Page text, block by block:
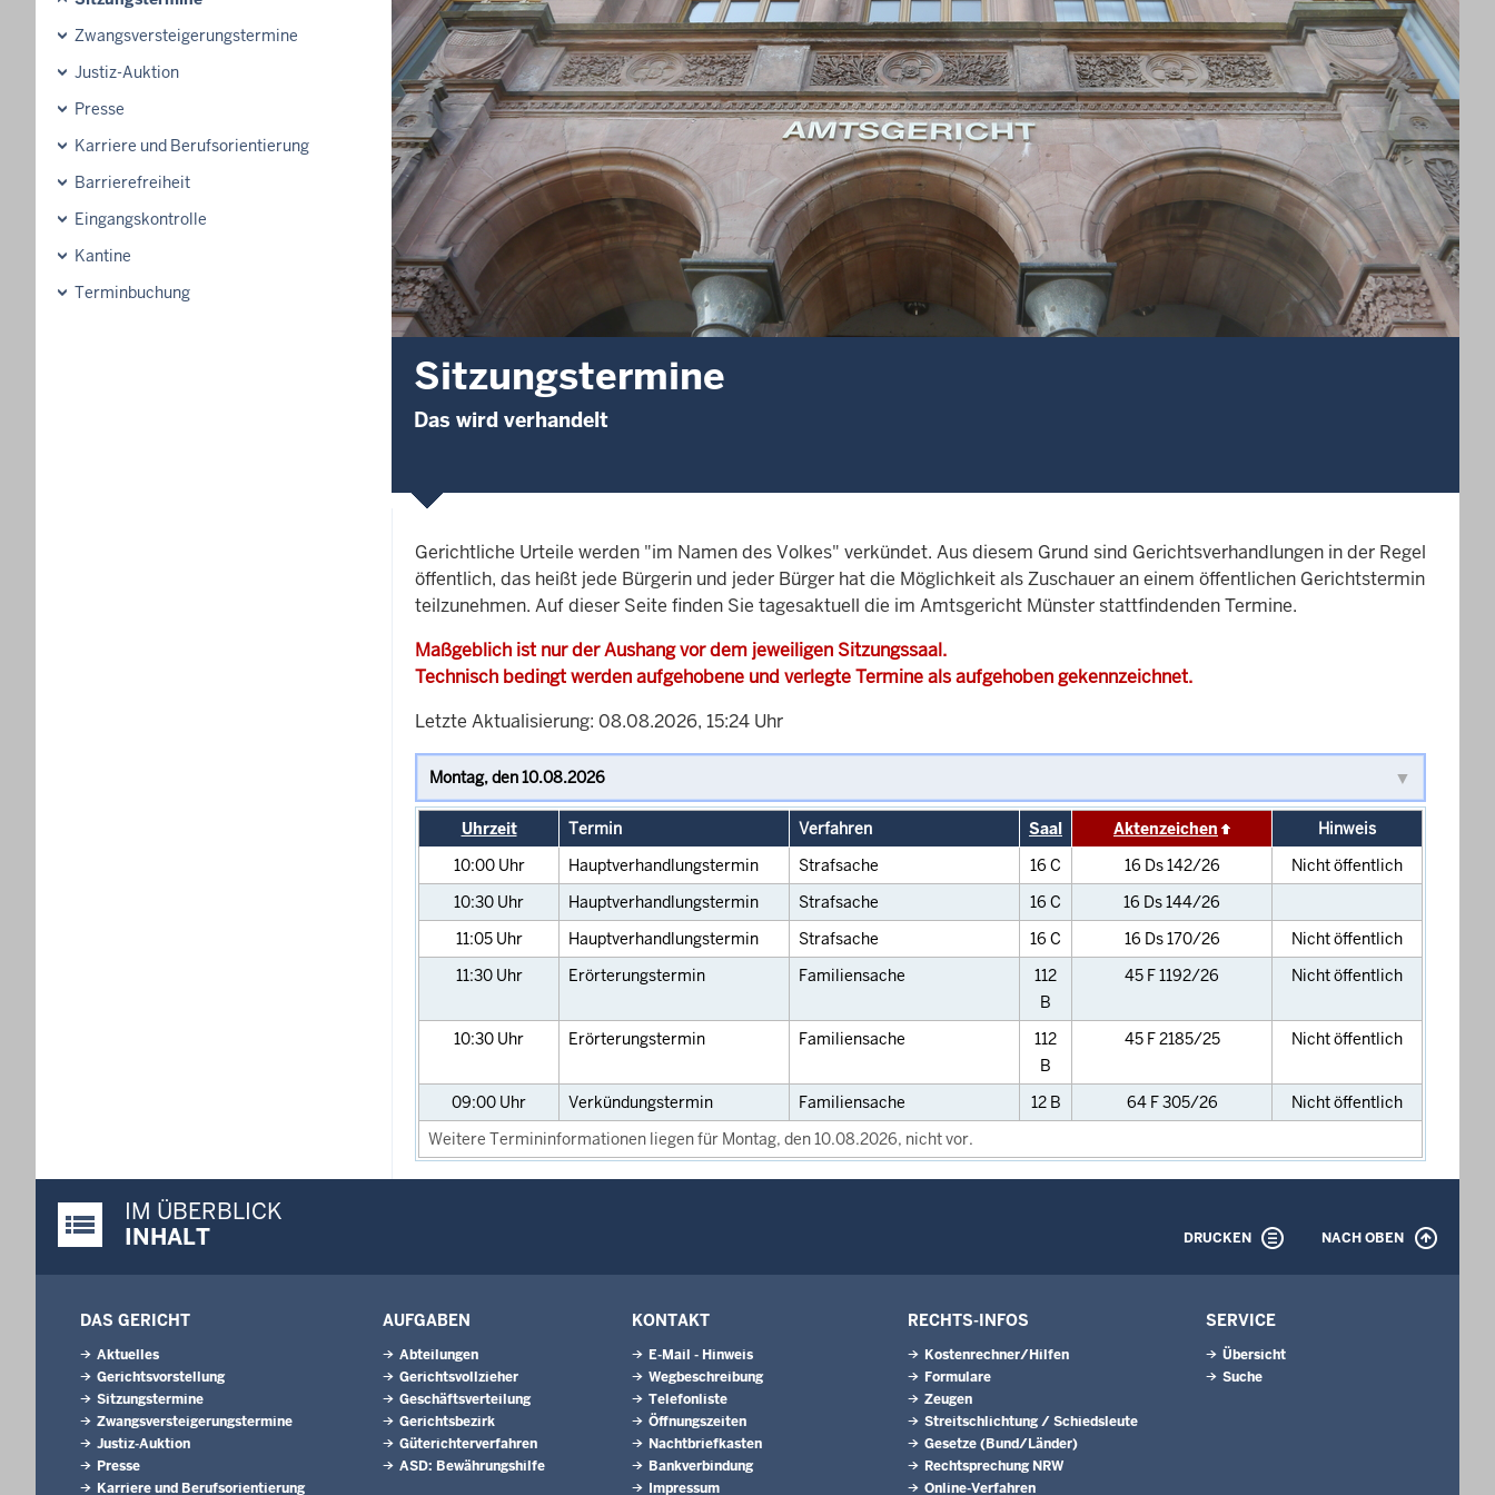
Zwangsversteigerungs­termine
Justiz-Auktion
Presse
Karriere und Berufsorientierung
Barrierefreiheit
Eingangskontrolle
Kantine
Terminbuchung
Sitzungstermine
Das wird verhandelt
Gerichtliche Urteile werden "im Namen des Volkes" verkündet. Aus diesem Grund sind Gerichtsverhandlungen in der Regel
öffentlich, das heißt jede Bürgerin und jeder Bürger hat die Möglichkeit als Zuschauer an einem öffentlichen Gerichtstermin
teilzunehmen. Auf dieser Seite finden Sie tagesaktuell die im Amtsgericht Münster stattfindenden Termine.
Maßgeblich ist nur der Aushang vor dem jeweiligen Sitzungssaal.
Technisch bedingt werden aufgehobene und verlegte Termine als aufgehoben gekennzeichnet.
Letzte Aktualisierung: 08.08.2026, 15:24 Uhr
Uhrzeit Termin Verfahren Saal Aktenzeichen
Hinweis
10:00 Uhr Hauptverhandlungstermin Strafsache 16 C 16 Ds 142/26
Nicht öffentlich
10:30 Uhr Hauptverhandlungstermin Strafsache 16 C
16 Ds 144/26
11:05 Uhr Hauptverhandlungstermin Strafsache 16 C 16 Ds 170/26
Nicht öffentlich
11:30 Uhr Erörterungstermin Familiensache
112
B
45 F 1192/26 Nicht öffentlich
10:30 Uhr Erörterungstermin Familiensache
112
B
45 F 2185/25 Nicht öffentlich
09:00 Uhr Verkündungstermin Familiensache 12 B 64 F 305/26
Nicht öffentlich
Weitere Termininformationen liegen für Montag, den 10.08.2026, nicht vor.
Justiz-Portal im Überblick:
IM ÜBERBLICK
INHALT
DRUCKEN NACH OBEN
DAS GERICHT
Aktuelles
Gerichtsvorstellung
Sitzungstermine
Zwangsversteigerungs­termine
Justiz-Auktion
Presse
Karriere und Berufsorientierung
AUFGABEN
Abteilungen
Gerichtsvollzieher
Geschäftsverteilung
Gerichtsbezirk
Güterichterverfahren
ASD: Bewährungshilfe
KONTAKT
E-Mail - Hinweis
Wegbeschreibung
Telefonliste
Öffnungszeiten
Nachtbriefkasten
Bankverbindung
Impressum
RECHTS-INFOS
Kostenrechner/Hilfen
Formulare
Zeugen
Streitschlichtung / Schiedsleute
Gesetze (Bund/Länder)
Rechtsprechung NRW
Online-Verfahren
SERVICE
Übersicht
Suche